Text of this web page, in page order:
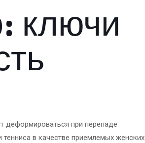
ключи
деформироваться при перепаде
в качестве приемлемых женских